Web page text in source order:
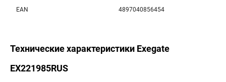
EAN 4897040856454
Технические характеристики Exegate
EX221985RUS